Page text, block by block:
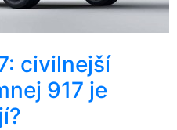
civilnejší
917 je